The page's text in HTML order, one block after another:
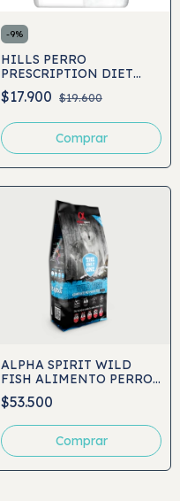
-9%
HILLS PERRO
PRESCRIPTION DIET
URINARY CARE C/D
$17.900 $19.600
Comprar
ALPHA SPIRIT WILD
FISH ALIMENTO PERRO
PREMIUM 12KG
$53.500
Comprar